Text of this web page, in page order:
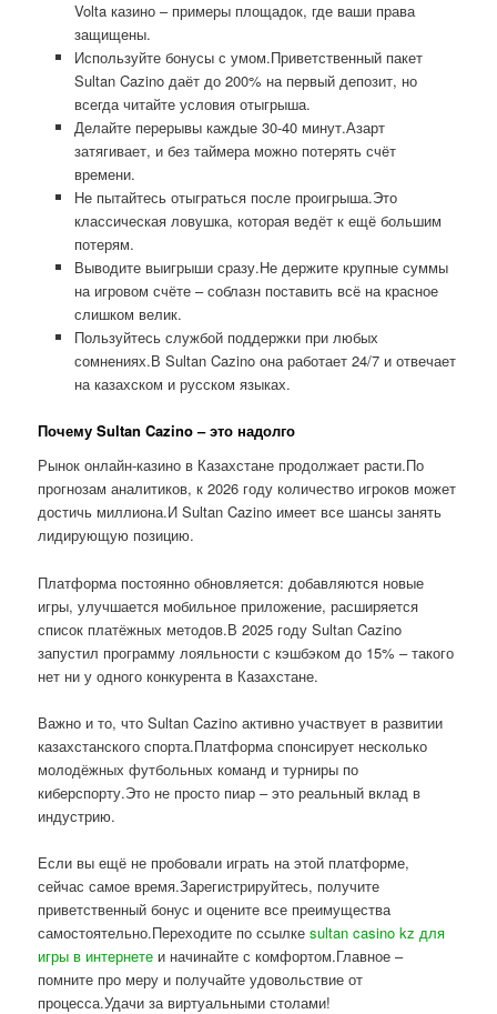
Volta казино – примеры площадок, где ваши права
защищены.
Используйте бонусы с умом.Приветственный пакет
Sultan Cazino даёт до 200% на первый депозит, но
всегда читайте условия отыгрыша.
Делайте перерывы каждые 30-40 минут.Азарт
затягивает, и без таймера можно потерять счёт
времени.
Не пытайтесь отыграться после проигрыша.Это
классическая ловушка, которая ведёт к ещё большим
потерям.
Выводите выигрыши сразу.Не держите крупные суммы
на игровом счёте – соблазн поставить всё на красное
слишком велик.
Пользуйтесь службой поддержки при любых
сомнениях.В Sultan Cazino она работает 24/7 и отвечает
на казахском и русском языках.
Почему Sultan Cazino – это надолго
Рынок онлайн-казино в Казахстане продолжает расти.По
прогнозам аналитиков, к 2026 году количество игроков может
достичь миллиона.И Sultan Cazino имеет все шансы занять
лидирующую позицию.
Платформа постоянно обновляется: добавляются новые
игры, улучшается мобильное приложение, расширяется
список платёжных методов.В 2025 году Sultan Cazino
запустил программу лояльности с кэшбэком до 15% – такого
нет ни у одного конкурента в Казахстане.
Важно и то, что Sultan Cazino активно участвует в развитии
казахстанского спорта.Платформа спонсирует несколько
молодёжных футбольных команд и турниры по
киберспорту.Это не просто пиар – это реальный вклад в
индустрию.
Если вы ещё не пробовали играть на этой платформе,
сейчас самое время.Зарегистрируйтесь, получите
приветственный бонус и оцените все преимущества
самостоятельно.Переходите по ссылкеsultan casino kz для
игры в интернете и начинайте с комфортом.Главное –
помните про меру и получайте удовольствие от
процесса.Удачи за виртуальными столами!